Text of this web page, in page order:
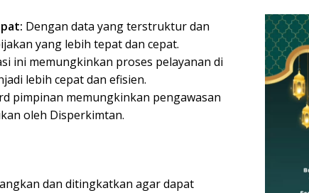
Dengan data yang terstruktur dan
yang lebih tepat dan cepat.
ini memungkinkan proses pelayanan di
lebih cepat dan efisien.
pimpinan memungkinkan pengawasan
oleh Disperkimtan.
dan ditingkatkan agar dapat